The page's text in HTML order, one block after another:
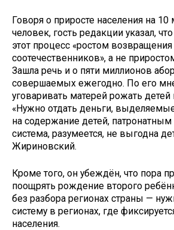
Говоря о приросте населения на 10
человек, гость редакции указал,
этот процесс «ростом возвращения
соотечественников», а не
Зашла речь и о пяти миллионов
совершаемых ежегодно. По его
уговаривать матерей рожать детей
«Нужно отдать деньги,
на содержание детей,
система, разумеется, не выгодна
Жириновский.
Кроме того, он убеждён, что пора
поощрять рождение второго
без разбора регионах страны —
систему в регионах, где
населения.